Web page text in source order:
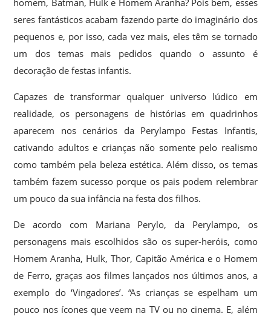
seres fantásticos acabam fazendo parte do imaginário dos
pequenos e, por isso, cada vez mais, eles têm se tornado
um dos temas mais pedidos quando o assunto é
decoração de festas infantis.
Capazes de transformar qualquer universo lúdico em
realidade, os personagens de histórias em quadrinhos
aparecem nos cenários da Perylampo Festas Infantis,
cativando adultos e crianças não somente pelo realismo
como também pela beleza estética. Além disso, os temas
também fazem sucesso porque os pais podem relembrar
um pouco da sua infância na festa dos filhos.
De acordo com Mariana Perylo, da Perylampo, os
personagens mais escolhidos são os super-heróis, como
Homem Aranha, Hulk, Thor, Capitão América e o Homem
de Ferro, graças aos filmes lançados nos últimos anos, a
exemplo do ‘Vingadores’. “As crianças se espelham um
pouco nos ícones que veem na TV ou no cinema. E, além